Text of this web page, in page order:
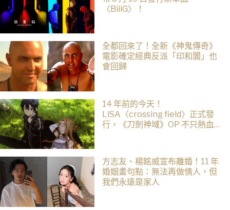
〈BiiiG〉！
全都回來了！全新《神鬼傳奇》
電影確定經典反派「印和闐」也
會回歸
14 年前的今天！
LiSA〈crossing field〉正式發
行，《刀劍神域》OP 不只熱血還
方志友、楊銘威宣布離婚！11 年
婚姻畫句點：無法再做情人，但
我們永遠是家人